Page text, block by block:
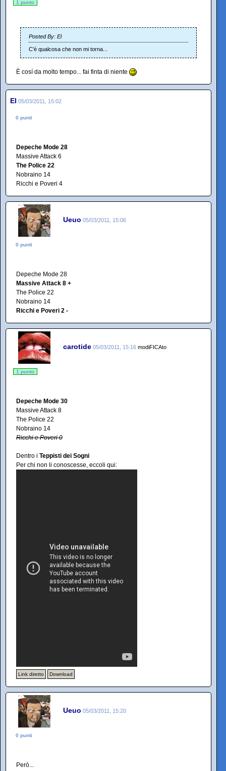
1 punto
Posted By: El
C'è qualcosa che non mi torna...
È cosí da molto tempo... fai finta di niente
El 05/03/2011, 15:02
0 punti
Depeche Mode 28
Massive Attack 6
The Police 22
Nobraino 14
Ricchi e Poveri 4
Ueuo 05/03/2011, 15:06
0 punti
Depeche Mode 28
Massive Attack 8 +
The Police 22
Nobraino 14
Ricchi e Poveri 2 -
carotide 05/03/2011, 15:16 modiFICAto
1 punto
Depeche Mode 30
Massive Attack 8
The Police 22
Nobraino 14
Ricchi e Poveri 0
Dentro i Teppisti dei Sogni
Per chi non li conoscesse, eccoli qui:
Link diretto Download
Ueuo 05/03/2011, 15:20
0 punti
Però...